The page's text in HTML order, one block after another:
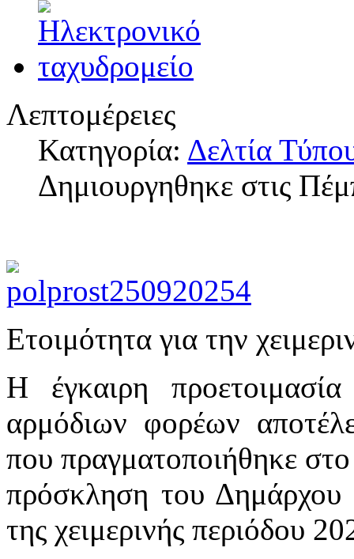
Λεπτομέρειες
Κατηγορία: Δελτία
Δημιουργηθηκε στις
Ετοιμότητα για την
Η έγκαιρη
αρμόδιων φορέων
που πραγματοποιήθηκε
πρόσκληση του
της χειμερινής περιόδου